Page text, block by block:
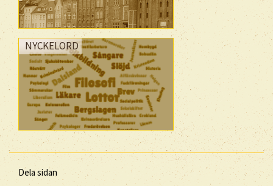
NYCKELORD
Dela sidan